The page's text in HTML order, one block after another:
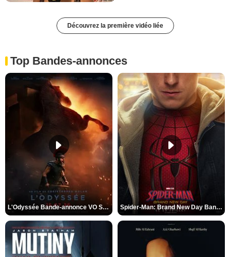
Découvrez la première vidéo liée
Top Bandes-annonces
L'Odyssée Bande-annonce VO STFR Spider-Man: Brand New Day Bande-annonce VO STFR